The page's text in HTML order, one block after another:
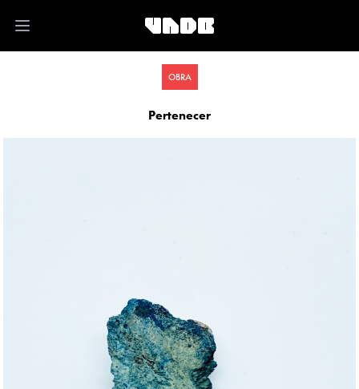
Open main menu
OBRA
Pertenecer